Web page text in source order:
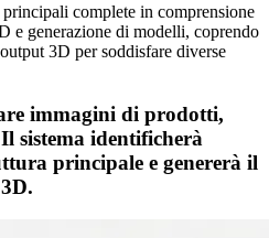
complete in comprensione
e generazione di modelli, coprendo
3D per soddisfare diverse
immagini di prodotti,
sistema identificherà
principale e genererà il